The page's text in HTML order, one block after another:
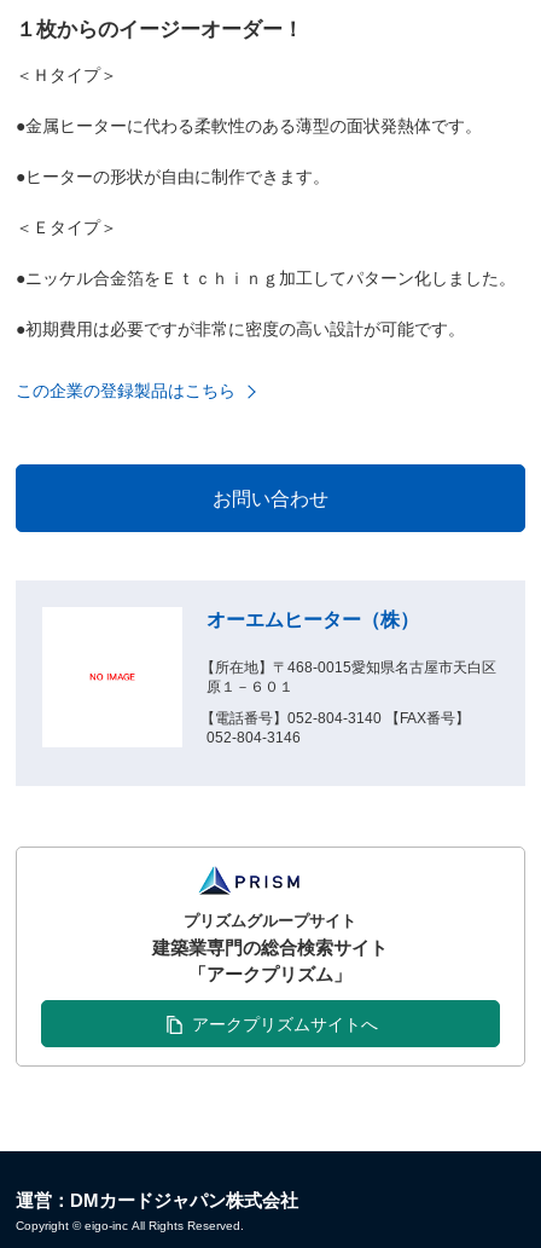
１枚からのイージーオーダー！
＜Ｈタイプ＞
●金属ヒーターに代わる柔軟性のある薄型の面状発熱体です。
●ヒーターの形状が自由に制作できます。
＜Ｅタイプ＞
●ニッケル合金箔をＥｔｃｈｉｎｇ加工してパターン化しました。
●初期費用は必要ですが非常に密度の高い設計が可能です。
この企業の登録製品はこちら
オーエムヒーター（株）
【所在地】〒468-0015愛知県名古屋市天白区
原１－６０１
【電話番号】052-804-3140 【FAX番号】
052-804-3146
プリズムグループサイト
建築業専門の総合検索サイト
「アークプリズム」
アークプリズムサイトへ
運営：DMカードジャパン株式会社
Copyright © eigo-inc All Rights Reserved.